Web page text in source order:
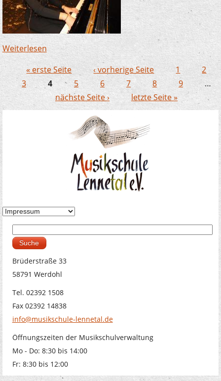
Weiterlesen über Rania Mossleh glänzt bei den JSO-
Konzerten in Werdohl und Plettenberg
Seiten
« erste Seite ‹ vorherige Seite 1
2
3
4 5 6 7 8 9
…
nächste Seite ›
letzte Seite »
Suchformular
Brüderstraße 33
58791 Werdohl
Tel. 02392 1508
Fax 02392 14838
info@musikschule-lennetal.de
Öffnungszeiten der Musikschulverwaltung
Mo - Do: 8:30 bis 14:00
Fr: 8:30 bis 12:00